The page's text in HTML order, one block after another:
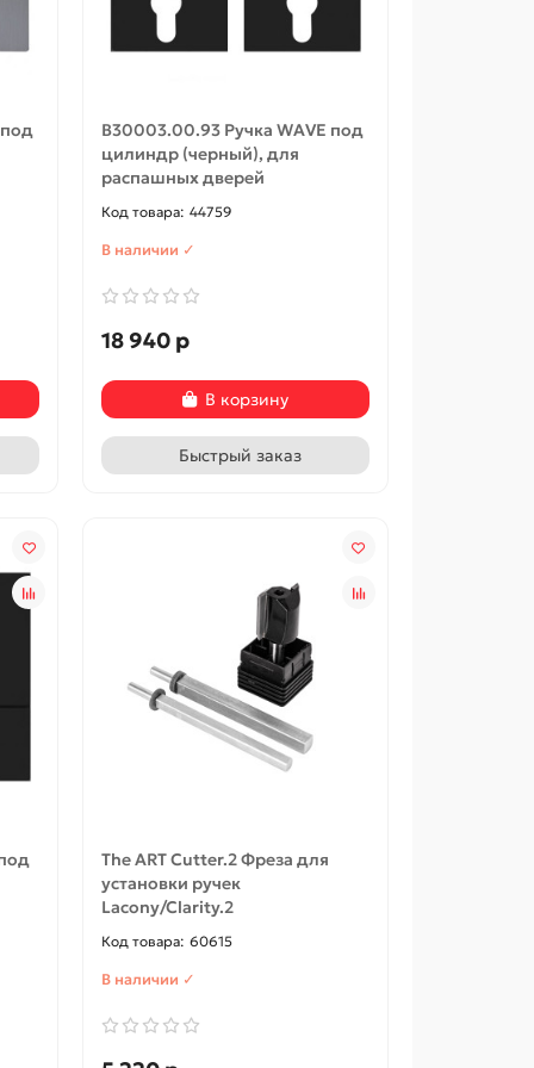
-5%
10 170 р 9 662 р
В корзину
B30003.00.93 Ручка WAVE под
цилиндр (черный), для
распашных дверей
44759
В наличии ✓
18 940 р
В корзину
Быстрый заказ
The ART Cutter.2 Фреза для
установки ручек
Lacony/Clarity.2
60615
В наличии ✓